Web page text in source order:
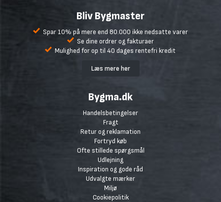
Bliv Bygmaster
Spar 10% på mere end 80.000 ikke nedsatte varer
Se dine ordrer og fakturaer
Mulighed for op til 40 dages rentefri kredit
Læs mere her
Bygma.dk
Handelsbetingelser
Fragt
Retur og reklamation
Fortryd køb
Ofte stillede spørgsmål
Udlejning
Inspiration og gode råd
Udvalgte mærker
Miljø
Cookiepolitik